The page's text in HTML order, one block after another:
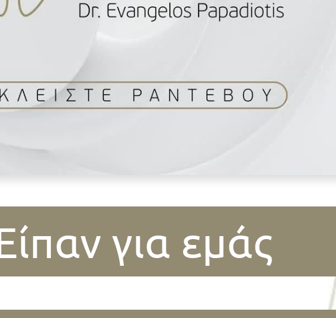
για εμάς